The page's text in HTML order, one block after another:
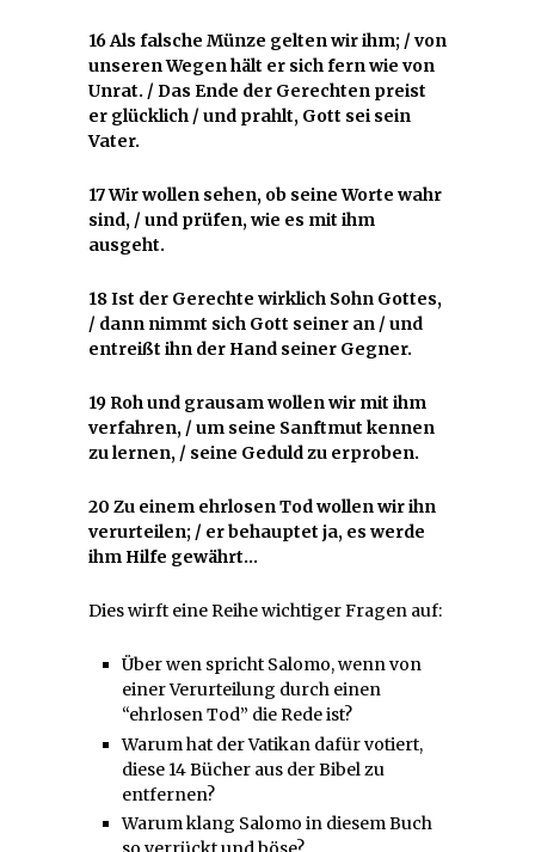
16 Als falsche Münze gelten wir ihm; / von
unseren Wegen hält er sich fern wie von
Unrat. / Das Ende der Gerechten preist
er glücklich / und prahlt, Gott sei sein
Vater.
17 Wir wollen sehen, ob seine Worte wahr
sind, / und prüfen, wie es mit ihm
ausgeht.
18 Ist der Gerechte wirklich Sohn Gottes,
/ dann nimmt sich Gott seiner an / und
entreißt ihn der Hand seiner Gegner.
19 Roh und grausam wollen wir mit ihm
verfahren, / um seine Sanftmut kennen
zu lernen, / seine Geduld zu erproben.
20 Zu einem ehrlosen Tod wollen wir ihn
verurteilen; / er behauptet ja, es werde
ihm Hilfe gewährt…
Dies wirft eine Reihe wichtiger Fragen auf:
Über wen spricht Salomo, wenn von
einer Verurteilung durch einen
“ehrlosen Tod” die Rede ist?
Warum hat der Vatikan dafür votiert,
diese 14 Bücher aus der Bibel zu
entfernen?
Warum klang Salomo in diesem Buch